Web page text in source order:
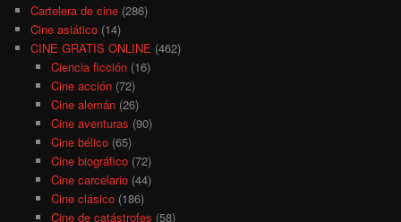
Cartelera de cine (286)
Cine asiático (14)
CINE GRATIS ONLINE (462)
Ciencia ficción(16)
Cine acción(72)
Cine alemán(26)
Cine aventuras (90)
Cine bélico(65)
Cine biográfico(72)
Cine carcelario(44)
Cine clásico(186)
Cine de catástrofes (58)